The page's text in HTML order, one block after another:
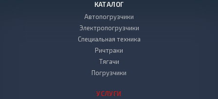
КАТАЛОГ
Автопогрузчики
Электропогрузчики
Специальная техника
Ричтраки
Тягачи
Погрузчики
УСЛУГИ